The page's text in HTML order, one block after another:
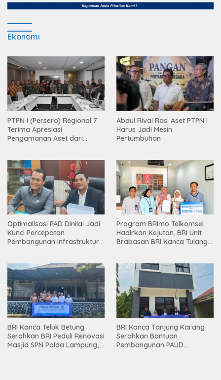
Ekonomi
PTPN I (Persero) Regional 7
Terima Apresiasi
Pengamanan Aset dari
Abdul Rivai Ras: Aset PTPN I
Harus Jadi Mesin
Pertumbuhan
Optimalisasi PAD Dinilai Jadi
Kunci Percepatan
Pembangunan Infrastruktur
Program BRImo Telkomsel
Hadirkan Kejutan, BRI Unit
Brabasan BRI Kanca Tulang
Mesuji
BRI Kanca Teluk Betung
Serahkan BRI Peduli Renovasi
Masjid SPN Polda Lampung,
BRI Kanca Tanjung Karang
Serahkan Bantuan
Pembangunan PAUD